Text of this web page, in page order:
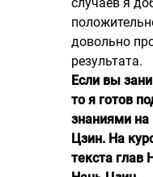
довольно
результата.
Если вы
то я готов
знаниями на
Цзин. На
текста глав